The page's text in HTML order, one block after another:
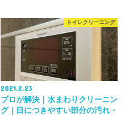
トイレクリーニング
2021.2.23
プロが解決｜水まわりクリーニン
グ｜目につきやすい部分の汚れ・